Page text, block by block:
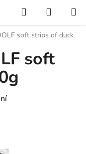
Hledat
KOŠÍK
soft strips of duck
soft